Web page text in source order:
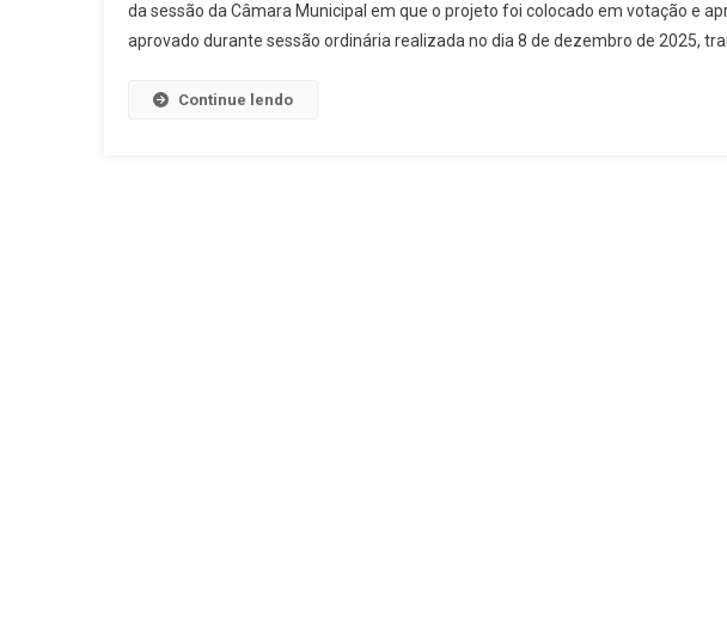
Momento
Em
da sessão da Câmara Municipal em que o projeto foi colocado em votação e
aprovado durante sessão ordinária realizada no dia 8 de dezembro de 2025,
Continue lendo